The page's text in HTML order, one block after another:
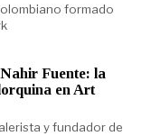
formado
Fuente: la
en Art
y fundador de